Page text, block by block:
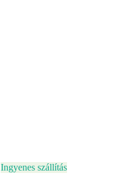
Ingyenes szállítás